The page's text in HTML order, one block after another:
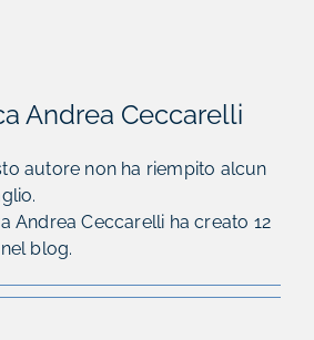
Andrea Ceccarelli
autore non ha riempito alcun
Andrea Ceccarelli ha creato 12
blog.